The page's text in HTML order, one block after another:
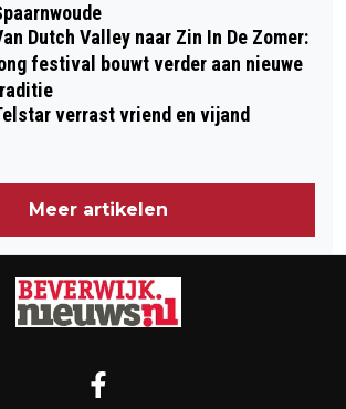
Dutch Valley naar Zin In De Zomer:
festival bouwt verder aan nieuwe
verrast vriend en vijand
Meer artikelen